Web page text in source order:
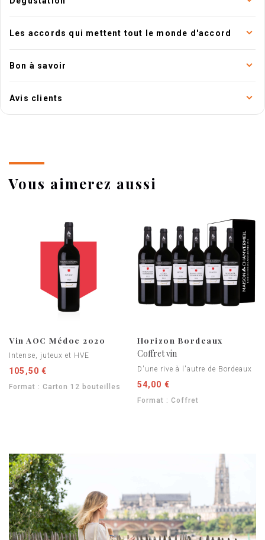
Les accords qui mettent tout le monde d'accord
Bon à savoir
Avis clients
Vous aimerez aussi
Vin AOC Médoc 2020
Intense, juteux et HVE
105,50 €
Format : Carton 12 bouteilles
Horizon Bordeaux
Coffret vin
D'une rive à l'autre de Bordeaux
54,00 €
Format : Coffret